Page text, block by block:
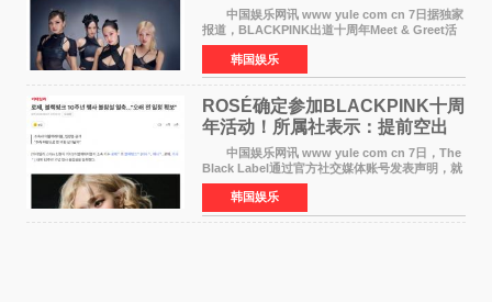
中国娱乐网讯 www yule com cn 7日据独家
报道，BLACKPINK出道十周年Meet & Greet活
动将由智秀、ROS&Eacute;、JENNIE出席，
LISA将缺席。 此前BLACKPINK所属社YG并
未为组合出道十周年做
韩国娱乐
ROSÉ确定参加BLACKPINK十周
年活动！所属社表示：提前空出
了时间
中国娱乐网讯 www yule com cn 7日，The
Black Label通过官方社交媒体账号发表声明，就
近期网络上关于ROS&Eacute;个人行程及是否参
加BLACKPINK出道纪念活动的种种猜测作出正
式回应。 Th
韩国娱乐